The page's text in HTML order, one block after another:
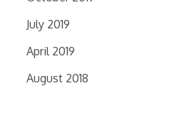
July 2019
April 2019
August 2018